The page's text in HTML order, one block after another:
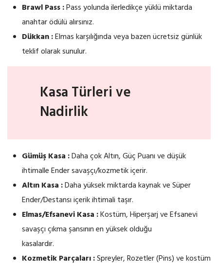
Brawl Pass :Pass yolunda ilerledikçe yüklü miktarda
anahtar ödülü alırsınız.
Dükkan :Elmas karşılığında veya bazen ücretsiz günlük
teklif olarak sunulur.
Kasa Türleri ve
Nadirlik
Gümüş Kasa :Daha çok Altın, Güç Puanı ve düşük
ihtimalle Ender savaşçı/kozmetik içerir.
Altın Kasa :Daha yüksek miktarda kaynak ve Süper
Ender/Destansı içerik ihtimali taşır.
Elmas/Efsanevi Kasa :Kostüm, Hiperşarj ve Efsanevi
savaşçı çıkma şansının en yüksek olduğu
kasalardır.
Kozmetik Parçaları :Spreyler, Rozetler (Pins) ve kostüm